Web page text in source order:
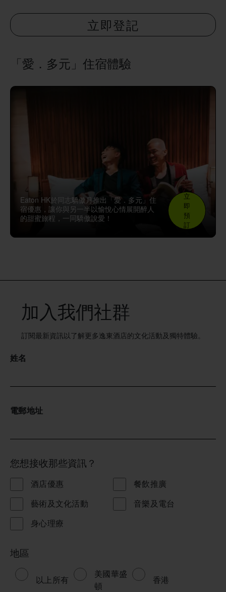
立即登記
「愛．多元」住宿體驗
Eaton HK於同志驕傲月推出「愛．多元」住
宿優惠，讓你與另一半以愉悅心情展開醉人
的甜蜜旅程，一同驕傲說愛！
立
即
預
訂
加入我們社群
訂閱最新資訊以了解更多逸東酒店的文化活動及獨特體驗。
姓名
電郵地址
您想接收那些資訊？
酒店優惠
餐飲推廣
藝術及文化活動
音樂及電台
身心理療
地區
以上所有
美國華盛
頓
香港